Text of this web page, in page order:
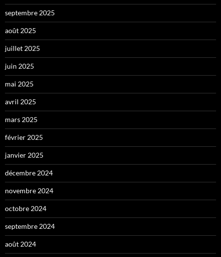
septembre 2025
août 2025
juillet 2025
juin 2025
mai 2025
avril 2025
mars 2025
février 2025
janvier 2025
décembre 2024
novembre 2024
octobre 2024
septembre 2024
août 2024